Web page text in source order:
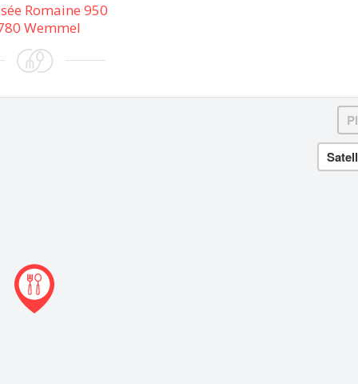
Romaine 950
Wemmel